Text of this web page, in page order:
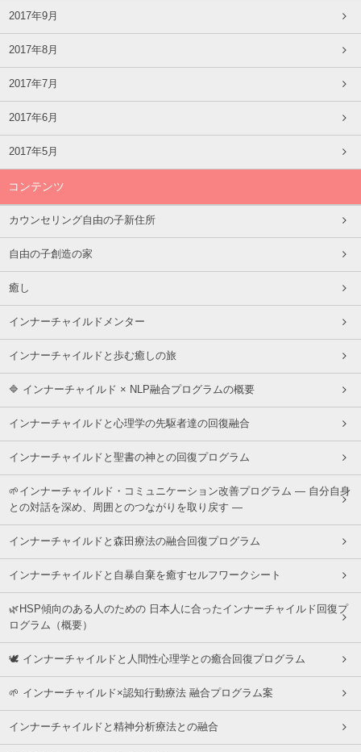
2017年9月
2017年8月
2017年7月
2017年6月
2017年5月
コンテンツ
カウンセリング自由の子新住所
自由の子創造の家
癒し
インナーチャイルドメンター
インナーチャイルドと歩む癒しの旅
🔷 インナーチャイルド × NLP融合プログラムの概要
インナーチャイルドと心理学の先駆者達の回復融合
インナーチャイルドと聖書の神との回復プログラム
🌱インナーチャイルド・コミュニケーション改善プログラム ― 自分自身
との対話を深め、周囲とのつながりを取り戻す ―
インナーチャイルドと森田療法の融合回復プログラム
インナーチャイルドと自暴自棄を癒すセルフワークシート
🌿HSP傾向のある人のための 日本人に合ったインナーチャイルド回復プ
ログラム（概要）
🕊 インナーチャイルドと人間性心理学との癒合回復プログラム
🌱 インナーチャイルド×認知行動療法 融合プログラム案
インナーチャイルドと精神分析療法との融合